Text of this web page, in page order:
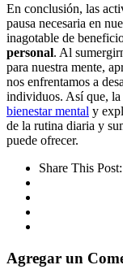
En conclusión, las
pausa necesaria en
inagotable de
personal. Al
para nuestra mente,
nos enfrentamos a
individuos. Así que, la
bienestar mental y
de la rutina diaria y
puede ofrecer.
Share This Post:
Agregar un